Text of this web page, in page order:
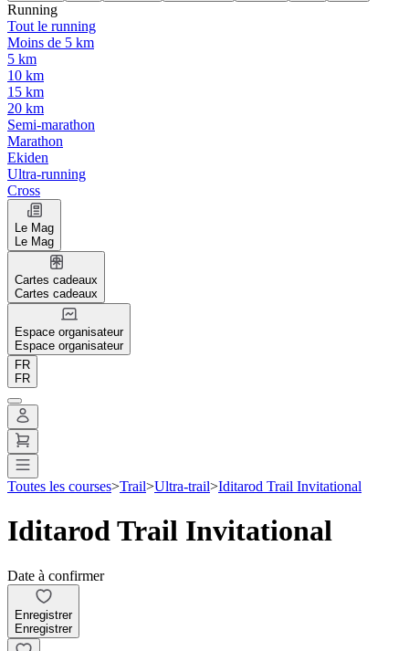
Running
Tout le running
Moins de 5 km
5 km
10 km
15 km
20 km
Semi-marathon
Marathon
Ekiden
Ultra-running
Cross
Le Mag
Le Mag
Cartes cadeaux
Cartes cadeaux
Espace organisateur
Espace organisateur
FR
FR
Toutes les courses>Trail>Ultra-trail>Iditarod Trail Invitational
Iditarod Trail Invitational
Date à confirmer
Enregistrer
Enregistrer